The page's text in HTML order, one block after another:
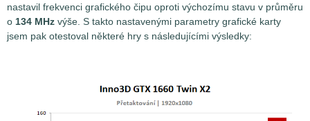
nastavil frekvenci grafického čipu oproti výchozímu stavu v průměru
o 134 MHz výše. S takto nastavenými parametry grafické karty
jsem pak otestoval některé hry s následujícími výsledky: